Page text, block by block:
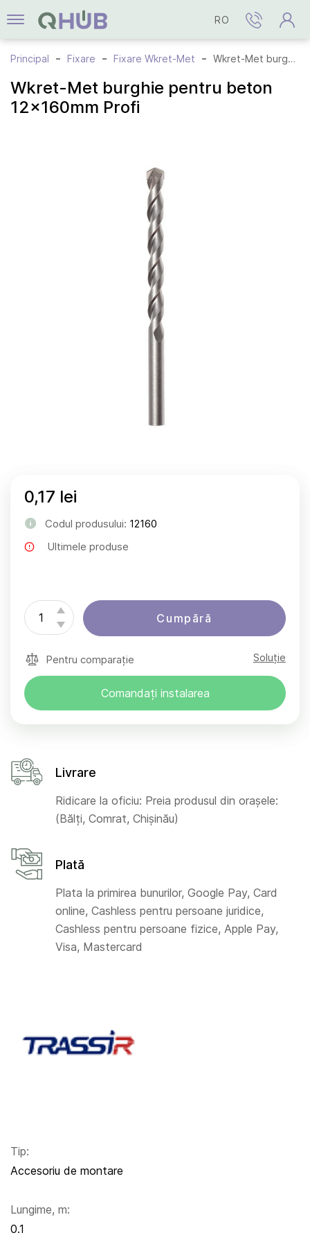
RO
Principal Fixare Fixare Wkret-Met Wkret-Met burghie pentru beton 12x160mm Profi
Wkret-Met burghie pentru beton
12x160mm Profi
Tip:
Accesoriu de montare
Lungime, m:
0.1
0,17 lei
Codul produsului: 12160
Ultimele produse
Cumpără
Pentru comparație Soluție
Comandați instalarea
Livrare
Ridicare la oficiu: Preia produsul din orașele:
(Bălți, Comrat, Chișinău)
Plată
Plata la primirea bunurilor, Google Pay, Card
online, Cashless pentru persoane juridice,
Cashless pentru persoane fizice, Apple Pay,
Visa, Mastercard